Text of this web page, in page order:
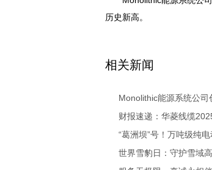
历史新高。
相关新闻
Monolithic能源系统公
财报速递：华菱线缆
“葛洲坝”号！万吨级纯
世界雪豹日：守护雪域